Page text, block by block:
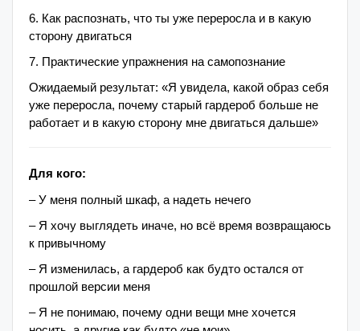
6. Как распознать, что ты уже переросла и в какую
сторону двигаться
7. Практические упражнения на самопознание
Ожидаемый результат: «Я увидела, какой образ себя
уже переросла, почему старый гардероб больше не
работает и в какую сторону мне двигаться дальше»
Для кого:
– У меня полный шкаф, а надеть нечего
– Я хочу выглядеть иначе, но всё время возвращаюсь
к привычному
– Я изменилась, а гардероб как будто остался от
прошлой версии меня
– Я не понимаю, почему одни вещи мне хочется